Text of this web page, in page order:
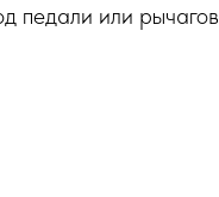
педали или рычагов